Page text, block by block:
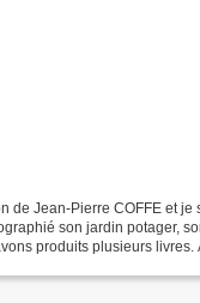
de Jean-Pierre COFFE et je
son jardin potager,
produits plusieurs